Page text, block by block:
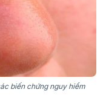
biến chứng nguy hiểm